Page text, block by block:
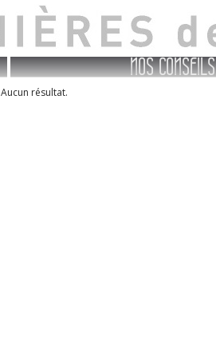
NOS CONSEILS
Aucun résultat.